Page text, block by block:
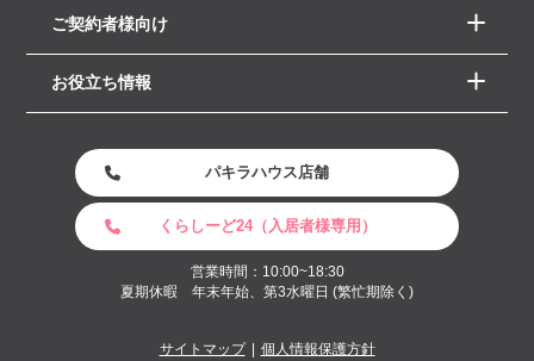
ご契約者様向け
お役立ち情報
パキラハウス店舗
くらしーど24（入居者様専用）
営業時間：10:00~18:30
夏期休暇 年末年始、第3水曜日 (繁忙期除く)
サイトマップ 個人情報保護方針